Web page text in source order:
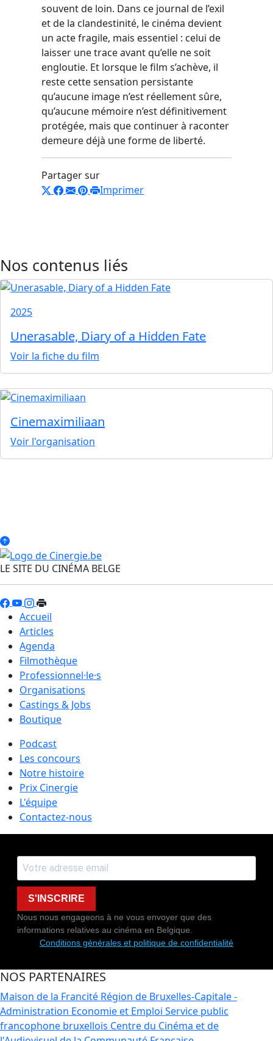
souvent de loin. Dans ce journal de l’exil
et de la clandestinité, le cinéma devient
un acte fragile, mais essentiel : celui de
laisser une trace avant qu’elle ne soit
engloutie. Et lorsque le film s’achève, il
reste cette sensation persistante
qu’aucune image n’est réellement sûre,
qu’aucune mémoire n’est définitivement
protégée, mais que continuer à raconter
demeure déjà une forme de liberté.
Partager sur
Imprimer
Nos contenus liés
2025
Unerasable, Diary of a Hidden Fate
Voir la fiche du film
Cinemaximiliaan
Voir l'organisation
LE SITE DU CINÉMA BELGE
Accueil
Articles
Agenda
Filmothèque
Professionnel·le·s
Organisations
Castings & Jobs
Boutique
Podcast
Les concours
Notre histoire
Prix Cinergie
L'équipe
Contactez-nous
S'INSCRIRE
Nous nous engageons à ne vous envoyer que des
informations relatives au cinéma en Belgique.
Conditions générales et politique de confidentialité
NOS PARTENAIRES
Maison de la Francité Région de Bruxelles-Capitale -
Administration Economie et Emploi Service public
francophone bruxellois Centre du Cinéma et de